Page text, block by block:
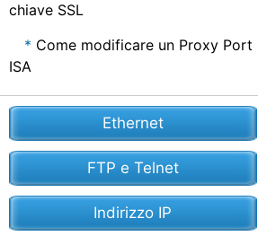
chiave SSL
Come modificare un Proxy Port
ISA
Ethernet
FTP e Telnet
Indirizzo IP